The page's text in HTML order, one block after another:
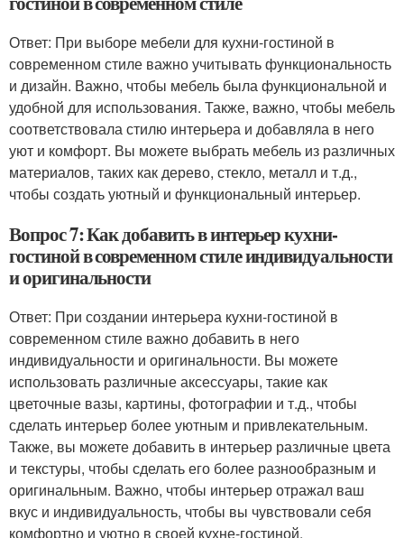
Ответ: При выборе мебели для кухни-гостиной в
современном стиле важно учитывать функциональность
и дизайн. Важно, чтобы мебель была функциональной и
удобной для использования. Также, важно, чтобы мебель
соответствовала стилю интерьера и добавляла в него
уют и комфорт. Вы можете выбрать мебель из различных
материалов, таких как дерево, стекло, металл и т.д.,
чтобы создать уютный и функциональный интерьер.
Вопрос 7: Как добавить в интерьер кухни-
гостиной в современном стиле индивидуальности
и оригинальности
Ответ: При создании интерьера кухни-гостиной в
современном стиле важно добавить в него
индивидуальности и оригинальности. Вы можете
использовать различные аксессуары, такие как
цветочные вазы, картины, фотографии и т.д., чтобы
сделать интерьер более уютным и привлекательным.
Также, вы можете добавить в интерьер различные цвета
и текстуры, чтобы сделать его более разнообразным и
оригинальным. Важно, чтобы интерьер отражал ваш
вкус и индивидуальность, чтобы вы чувствовали себя
комфортно и уютно в своей кухне-гостиной.